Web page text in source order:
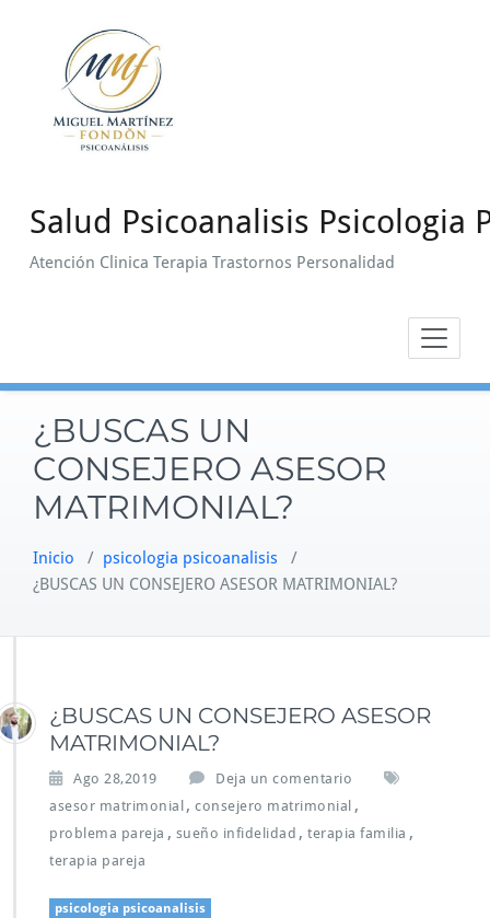
contenido
Salud Psicoanalisis Psicologia
Atención Clinica Terapia Trastornos Personalidad
¿BUSCAS UN
CONSEJERO ASESOR
MATRIMONIAL?
Inicio / psicologia psicoanalisis /
¿BUSCAS UN CONSEJERO ASESOR MATRIMONIAL?
¿BUSCAS UN CONSEJERO ASESOR
MATRIMONIAL?
Ago 28,2019
Deja un comentario
asesor matrimonial , consejero matrimonial ,
problema pareja , sueño infidelidad , terapia familia ,
terapia pareja
psicologia psicoanalisis